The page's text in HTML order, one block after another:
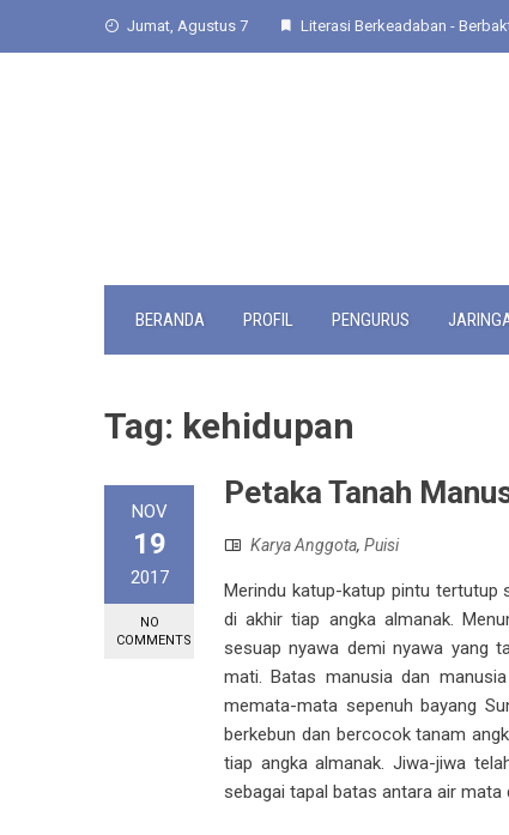
Jumat, Agustus 7 Literasi Berkeadaban -
BERANDA PROFIL PENGURUS
Tag: kehidupan
NOV
19
2017
NO
COMMENTS
Petaka Tanah
Karya Anggota, Puisi
Merindu katup-katup pintu tertutup
di akhir tiap angka almanak.
sesuap nyawa demi nyawa yang
mati. Batas manusia dan
memata-mata sepenuh bayang
berkebun dan bercocok tanam
tiap angka almanak. Jiwa-jiwa
sebagai tapal batas antara air mata